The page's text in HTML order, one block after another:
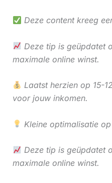
Deze content kreeg
Deze tip is geüpdatet
maximale online winst.
Laatst herzien op 15-
voor jouw inkomen.
Kleine optimalisatie
Deze tip is geüpdatet
maximale online winst.